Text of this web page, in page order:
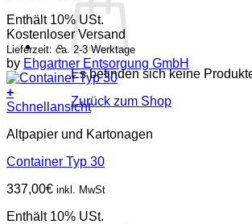
Es befinden sich keine
Zurück zum Shop
Enthält 10% USt.
Kostenloser Versand
Lieferzeit: ca. 2-3 Werktage
by Ehgartner Entsorgung GmbH
+
Schnellansicht
Altpapier und Kartonagen
Container Typ 30
337,00€ inkl. MwSt
Enthält 10% USt.